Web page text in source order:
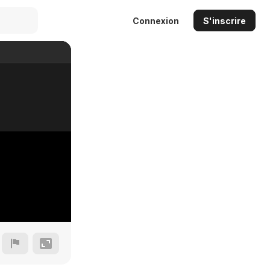
Connexion S'inscrire